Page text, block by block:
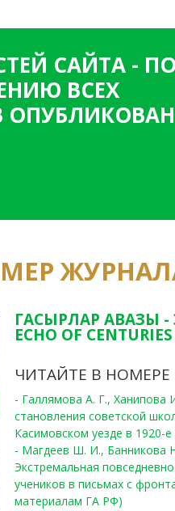
САЙТА -
ВСЕХ
ГАСЫРЛАР АВАЗЫ -
ECHO OF
ЧИТАЙТЕ В НОМЕРЕ
- Галлямова А. Г.,
становления советской
Касимовском уезде в 1920-е
- Магдеев Ш. И., Банникова
Экстремальная
учеников в письмах с
материалам ГА РФ)